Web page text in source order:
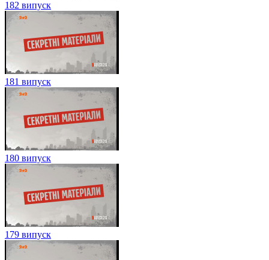
182 випуск
181 випуск
180 випуск
179 випуск